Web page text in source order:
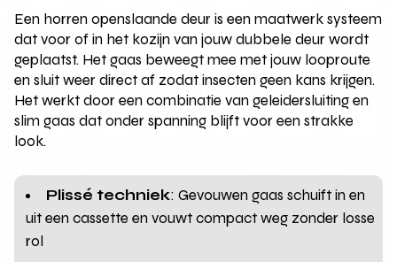
Een horren openslaande deur is een maatwerk systeem
dat voor of in het kozijn van jouw dubbele deur wordt
geplaatst. Het gaas beweegt mee met jouw looproute
en sluit weer direct af zodat insecten geen kans krijgen.
Het werkt door een combinatie van geleidersluiting en
slim gaas dat onder spanning blijft voor een strakke
look.
Plissé techniek: Gevouwen gaas schuift in en
uit een cassette en vouwt compact weg zonder losse
rol